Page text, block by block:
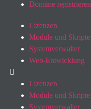
Domäne registrieren
Lizenzen
Module und Skripte
Systemverwalter
Web-Entwicklung
Lizenzen
Module und Skripte
Systemverwalter